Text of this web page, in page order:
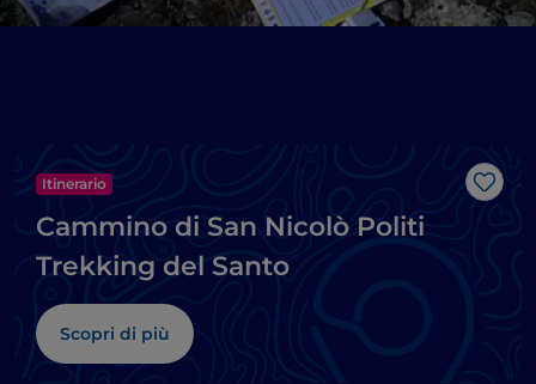
Like
Itinerario
Cammino di San Nicolò Politi
Trekking del Santo
Scopri di più